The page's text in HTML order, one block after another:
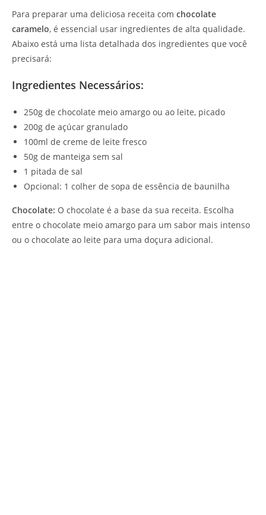
Para preparar uma deliciosa receita com chocolate
caramelo, é essencial usar ingredientes de alta qualidade.
Abaixo está uma lista detalhada dos ingredientes que você
precisará:
Ingredientes Necessários:
250g de chocolate meio amargo ou ao leite, picado
200g de açúcar granulado
100ml de creme de leite fresco
50g de manteiga sem sal
1 pitada de sal
Opcional: 1 colher de sopa de essência de baunilha
Chocolate: O chocolate é a base da sua receita. Escolha
entre o chocolate meio amargo para um sabor mais intenso
ou o chocolate ao leite para uma doçura adicional.